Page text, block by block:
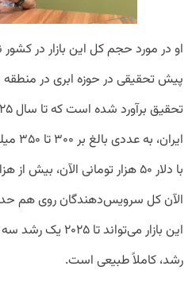
او در مورد حجم کل این بازار در
پیش تحقیقی در حوزه ابری در منطقه
این بازار می‌تواند
رشد، کاملاً طبیعی است.